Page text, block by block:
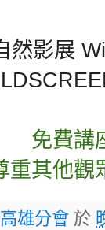
然影展
免費講
重其他觀
雄分會 於